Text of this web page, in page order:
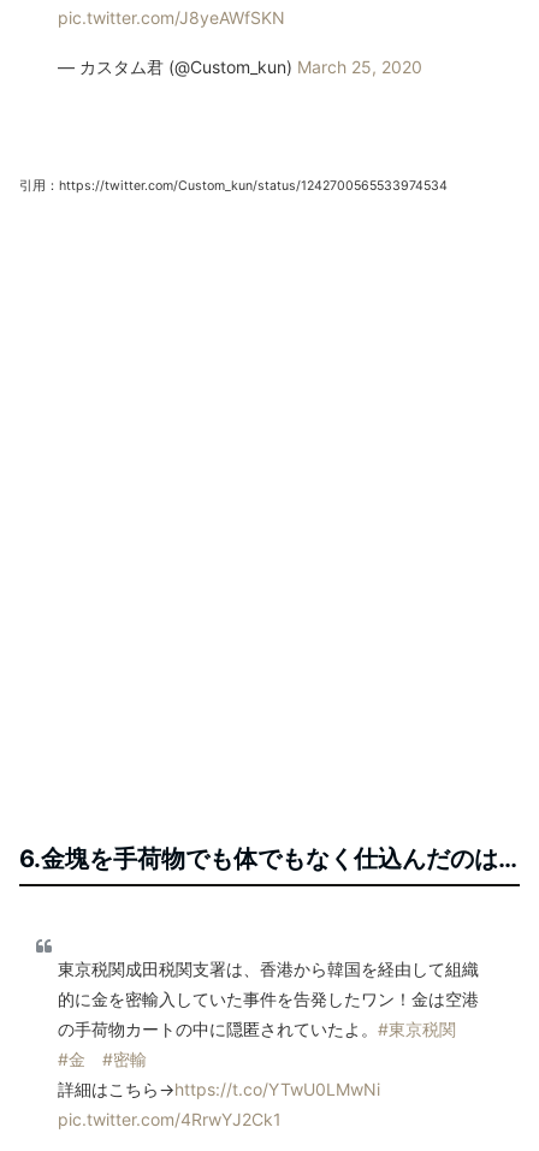
pic.twitter.com/J8yeAWfSKN
— カスタム君 (@Custom_kun) March 25, 2020
引用：https://twitter.com/Custom_kun/status/1242700565533974534
6.金塊を手荷物でも体でもなく仕込んだのは…
東京税関成田税関支署は、香港から韓国を経由して組織
的に金を密輸入していた事件を告発したワン！金は空港
の手荷物カートの中に隠匿されていたよ。 #東京税関
#金
#密輸
詳細はこちら→https://t.co/YTwU0LMwNi
pic.twitter.com/4RrwYJ2Ck1